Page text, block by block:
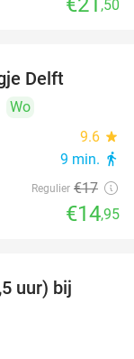
,50
Delft
Wo
9.6 star
9 min. directions_walk
Regulier €17
€14,95
uur) bij